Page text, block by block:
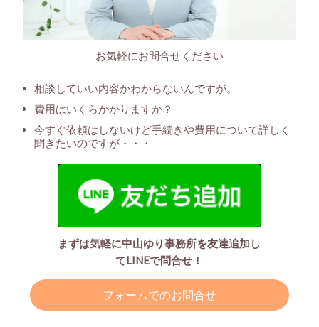
お気軽にお問合せください
相談していい内容かわからないんですが。
費用はいくらかかりますか？
今すぐ依頼はしないけど手続きや費用について詳しく
聞きたいのですが・・・
まずは気軽に中山ゆり事務所を友達追加し
てLINEで問合せ！
フォームでのお問合せ